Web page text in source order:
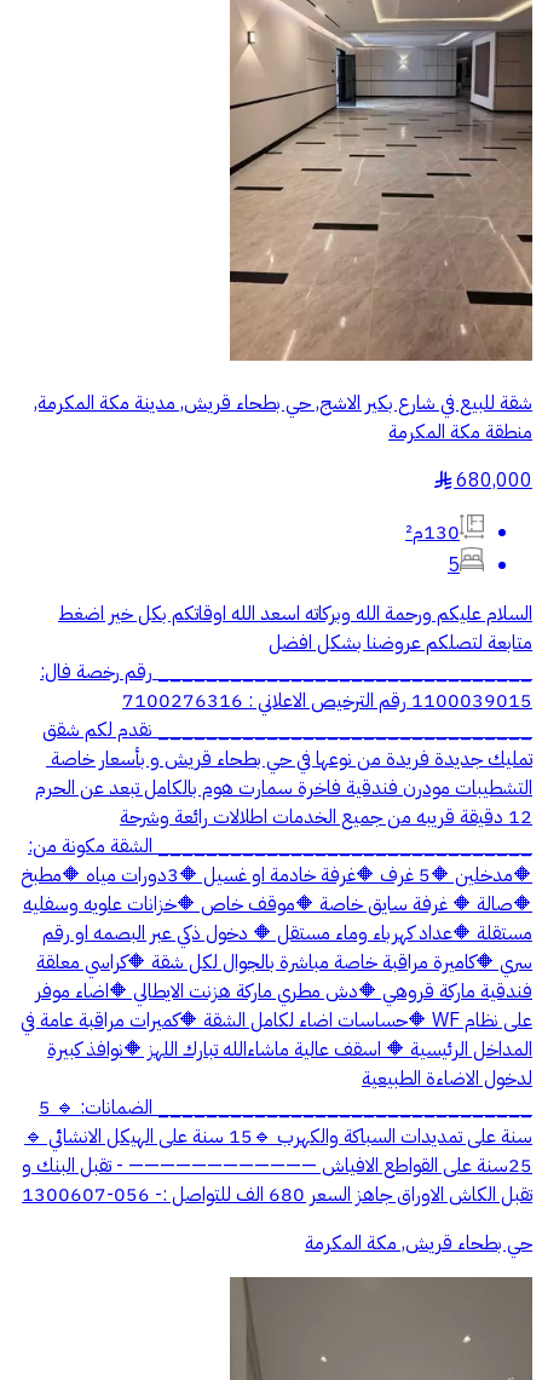
شقة للبيع في شارع بكير الاشج, حي بطحاء قريش, مدينة مكة المكرمة,
منطقة مكة المكرمة
680,000
§
130م²
5
السلام عليكم ورحمة الله وبركاته ‏‎اسعد الله اوقاتكم بكل خير ‏‎اضغط
متابعة لتصلكم عروضنا بشكل افضل
_______________________________ ‏‎رقم رخصة فال:
1100039015 رقم الترخيص الاعلاني : 7100276316
_______________________________ نقدم لكم شقق
التشطيبات مودرن فندقية فاخرة سمارت هوم بالكامل تبعد عن الحرم
12 دقيقة قريبه من جميع الخدمات اطلالات رائعة وشرحة
_______________________________ الشقة مكونة من:
🔶مدخلين 🔶5 غرف 🔶غرفة خادمة او غسيل 🔶3دورات مياه 🔶مطبخ
🔶صالة 🔶 غرفة سايق خاصة 🔶موقف خاص 🔶خزانات علويه وسفليه
مستقلة 🔶عداد كهرباء وماء مستقل 🔶 دخول ذكي عبر البصمه او رقم
سري 🔶كاميرة مراقبة خاصة مباشرة بالجوال لكل شقة 🔶كراسي معلقة
فندقية ماركة قروهي 🔶دش مطري ماركة هزنت الايطالي 🔶اضاء موفر
على نظام WF 🔶حساسات اضاء لكامل الشقة 🔶كميرات مراقبة عامة في
المداخل الرئيسية 🔶 اسقف عالية ماشاءالله تبارك اللهز 🔶نوافذ كبيرة
لدخول الاضاءة الطبيعية
_______________________________ الضمانات: 🔹 5
سنة على تمديدات السباكة والكهرب 🔹15 سنة على الهيكل الانشائي 🔹
25سنة على القواطع الافياش ———————————— - تقبل البنك و
تقبل الكاش الاوراق جاهز السعر 680 الف للتواصل :- 056-1300607
حي بطحاء قريش, مكة المكرمة